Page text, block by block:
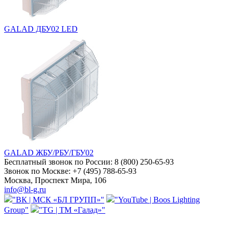
GALAD ДБУ02 LED
GALAD ЖБУ/РБУ/ГБУ02
Бесплатный звонок по России: 8 (800) 250-65-93
Звонок по Москве: +7 (495) 788-65-93
Москва, Проспект Мира, 106
info@bl-g.ru
"ВК | МСК «БЛ ГРУПП»"
"YouTube | Boos Lighting
Group"
"TG | ТМ «Галад»"